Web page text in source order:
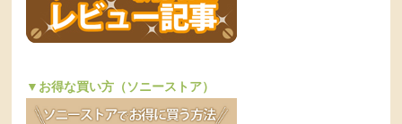
▼お得な買い方（ソニーストア）